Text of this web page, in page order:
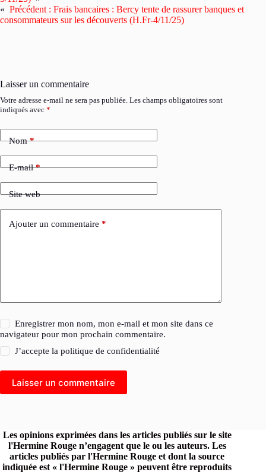
« Précédent : Frais bancaires : Bercy tente de rassurer banques et
consommateurs sur les découverts (H.Fr-4/11/25)
Laisser un commentaire
Votre adresse e-mail ne sera pas publiée. Les champs obligatoires sont
indiqués avec *
Nom*
E-mail*
Site web
Ajouter un commentaire *
Enregistrer mon nom, mon e-mail et mon site dans ce
navigateur pour mon prochain commentaire.
J’accepte lapolitique de confidentialité
Laisser un commentaire
Les opinions exprimées dans les articles publiés sur le site
l'Hermine Rouge n’engagent que le ou les auteurs. Les
articles publiés par l'Hermine Rouge et dont la source
indiquée est « l'Hermine Rouge » peuvent être reproduits